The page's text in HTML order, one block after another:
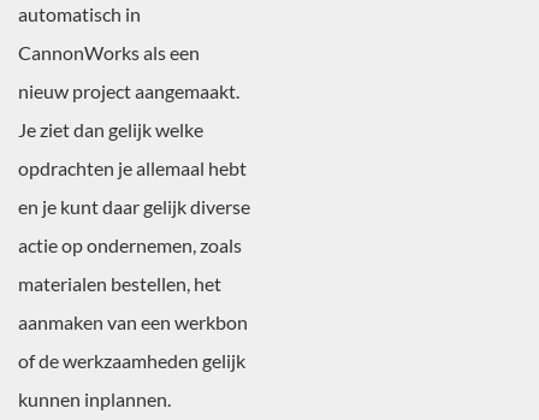
automatisch in
CannonWorks als een
nieuw project aangemaakt.
Je ziet dan gelijk welke
opdrachten je allemaal hebt
en je kunt daar gelijk diverse
actie op ondernemen, zoals
materialen bestellen, het
aanmaken van een werkbon
of de werkzaamheden gelijk
kunnen inplannen.